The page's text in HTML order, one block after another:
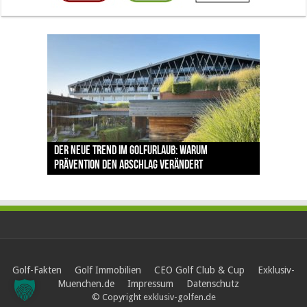
Der neue Trend im Golfurlaub: Warum
Prävention den Abschlag verändert
Luštica Bay baut Montenegros erste Golf-
Community weiter aus
Vom 85. Platz zur Claret Jug: Neuseeländer
schreibt bei The Open Geschichte
Claret Jug: Warum Scottie Scheffler die
berühmteste Golftrophäe zurückgeben muss
The Open 2026 in Royal Birkdale: Warum der
traditionsreiche Linksplatz zu den größten
Herausforderungen im Golfsport zählt
Golf-Fakten Golf Immobilien CEO Golf Club & Cup
Exklusiv-
Muenchen.de
Impressum Datenschutz
© Copyright exklusiv-golfen.de